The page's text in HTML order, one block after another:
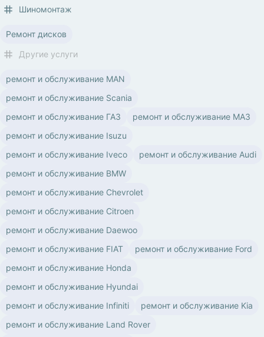
Шиномонтаж
Ремонт дисков
Другие услуги
ремонт и обслуживание MAN
ремонт и обслуживание Scania
ремонт и обслуживание ГАЗ
ремонт и обслуживание МАЗ
ремонт и обслуживание Isuzu
ремонт и обслуживание Iveco
ремонт и обслуживание Audi
ремонт и обслуживание BMW
ремонт и обслуживание Chevrolet
ремонт и обслуживание Citroen
ремонт и обслуживание Daewoo
ремонт и обслуживание FIAT
ремонт и обслуживание Ford
ремонт и обслуживание Honda
ремонт и обслуживание Hyundai
ремонт и обслуживание Infiniti
ремонт и обслуживание Kia
ремонт и обслуживание Land Rover